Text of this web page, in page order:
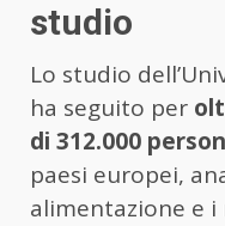
studio
Lo studio
ha seguito per
di 312.000
paesi europei,
alimentazione e